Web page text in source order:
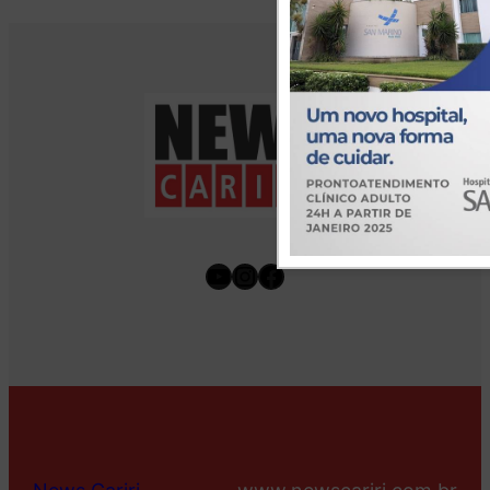
Youtube
Instagram
Facebook